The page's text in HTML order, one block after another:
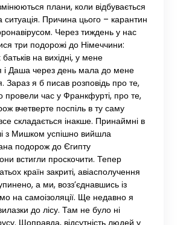
плани, коли відбувається
ситуація. Причина цього – карантин
Через тиждень у нас
три подорожі до Німеччини:
батьків на вихідні, у мене
і Даша через день мала до мене
Зараз я б писав розповідь про те,
провели час у Франкфурті, про те,
вчетверте поспіль в ту саму
складається інакше. Принаймні в
з Мишком успішно вийшла
подорож до Єгипту
встигли проскочити. Тепер
країн закриті, авіасполучення
а ми, возз’єднавшись із
на самоізоляції. Ще недавно я
до лісу. Там не було ні
Щоправда, відсутність людей у